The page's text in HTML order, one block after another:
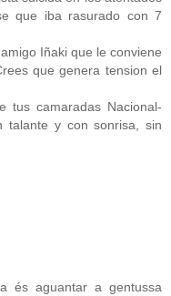
que iba rasurado con 7
Iñaki que le conviene
que genera tension el
tus camaradas Nacional-
talante y con sonrisa, sin
és aguantar a gentussa